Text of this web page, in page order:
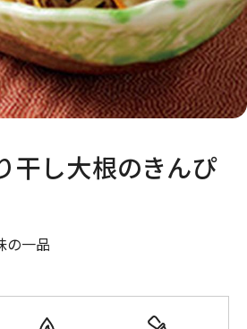
干し大根のきんぴ
の一品